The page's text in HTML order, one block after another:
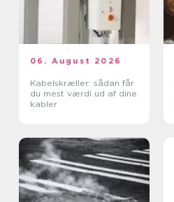
06. August 2026
Kabelskræller: sådan får
du mest værdi ud af dine
kabler